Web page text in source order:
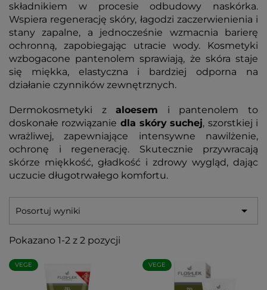
składnikiem w procesie odbudowy naskórka.
Wspiera regenerację skóry, łagodzi zaczerwienienia i
stany zapalne, a jednocześnie wzmacnia barierę
ochronną, zapobiegając utracie wody. Kosmetyki
wzbogacone pantenolem sprawiają, że skóra staje
się miękka, elastyczna i bardziej odporna na
działanie czynników zewnętrznych.
Dermokosmetyki zaloesem i pantenolem to
doskonałe rozwiązanie dla skóry suchej, szorstkiej i
wrażliwej, zapewniające intensywne nawilżenie,
ochronę i regenerację. Skutecznie przywracają
skórze miękkość, gładkość i zdrowy wygląd, dając
uczucie długotrwałego komfortu.
Posortuj wyniki 
Pokazano 1-2 z 2 pozycji
VEGE VEGE